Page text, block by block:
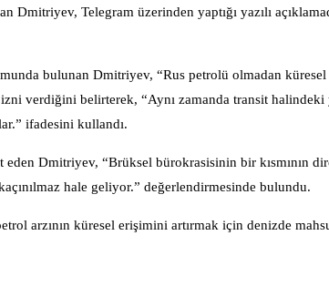
Dmitriyev, Telegram üzerinden yaptığı yazılı
bulunan Dmitriyev, “Rus petrolü olmadan
verdiğini belirterek, “Aynı zamanda transit
ifadesini kullandı.
Dmitriyev, “Brüksel bürokrasisinin bir kısmının
hale geliyor.” değerlendirmesinde bulundu.
arzının küresel erişimini artırmak için denizde